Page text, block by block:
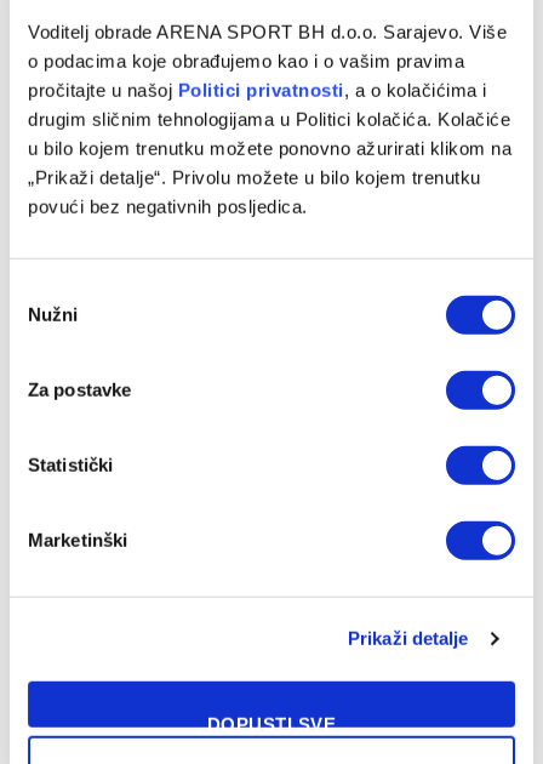
Voditelj obrade ARENA SPORT BH d.o.o. Sarajevo. Više
o podacima koje obrađujemo kao i o vašim pravima
pročitajte u našoj Politici privatnosti, a o kolačićima i
drugim sličnim tehnologijama u Politici kolačića. Kolačiće
u bilo kojem trenutku možete ponovno ažurirati klikom na
„Prikaži detalje“. Privolu možete u bilo kojem trenutku
povući bez negativnih posljedica.
Selection
Nužni
Za postavke
Statistički
Marketinški
Prikaži detalje
DOPUSTI SVE
Kup BiH za košarkašice: Danas polufinalne
utakmice
07/03/2025
Završnica Kupa Bosne i Hercegovine za košarkašice održat
će se danas i sutra u banjalučkoj dvorani Obilićevo, u
organizaciji ŽKK…